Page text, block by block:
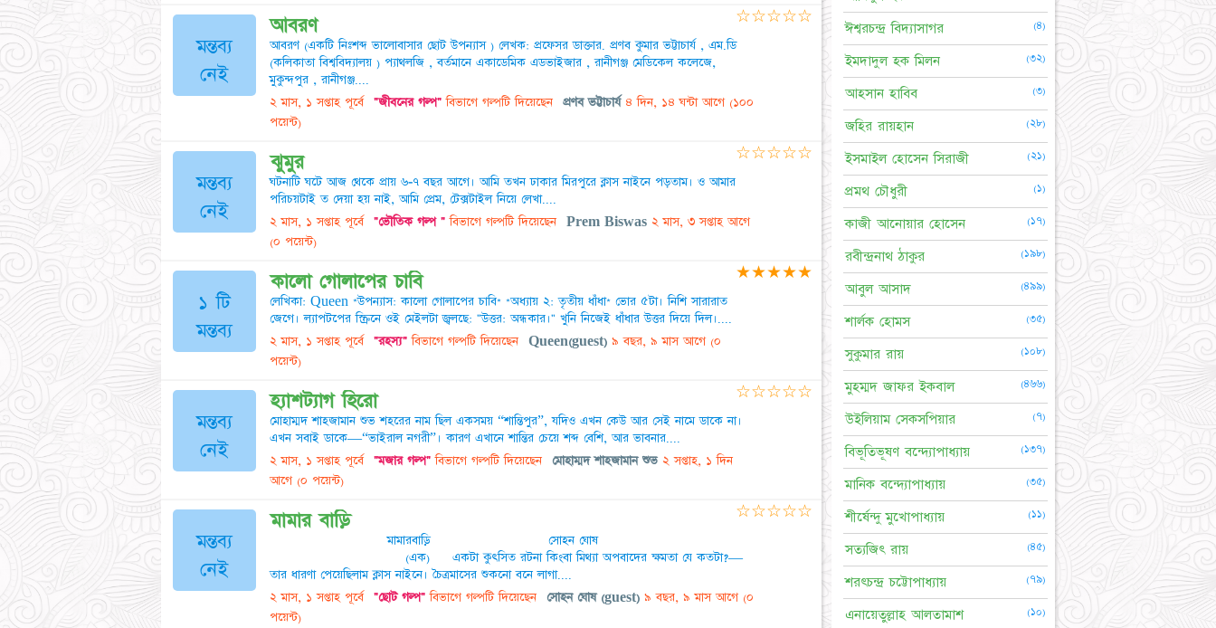
মন্তব্য
নেই
আবরণ
আবরণ (একটি নিঃশব্দ ভালোবাসার ছোট উপন্যাস ) লেখক: প্রফেসর ডাক্তার. প্রণব কুমার ভট্টাচার্য , এম.ডি
(কলিকাতা বিশ্ববিদ্যালয় ) প্যাথলজি , বর্তমানে একাডেমিক এডভাইজার , রানীগঞ্জ মেডিকেল কলেজে,
মুকুন্দপুর , রানীগঞ্জ....
২ মাস, ১ সপ্তাহ পূর্বে "জীবনের গল্প"বিভাগে গল্পটি দিয়েছেন প্রণব ভট্টাচার্য ৪ দিন, ১৪ ঘন্টা আগে (১০০
পয়েন্ট)
☆☆☆☆☆
মন্তব্য
নেই
ঝুমুর
ঘটনাটি ঘটে আজ থেকে প্রায় ৬-৭ বছর আগে। আমি তখন ঢাকার মিরপুরে ক্লাস নাইনে পড়তাম। ও আমার
পরিচয়টাই ত দেয়া হয় নাই, আমি প্রেম, টেক্সটাইল নিয়ে লেখা....
২ মাস, ১ সপ্তাহ পূর্বে "ভৌতিক গল্প "বিভাগে গল্পটি দিয়েছেন Prem Biswas ২ মাস, ৩ সপ্তাহ আগে
(০ পয়েন্ট)
☆☆☆☆☆
১ টি
মন্তব্য
কালো গোলাপের চাবি
লেখিকা: Queen *উপন্যাস: কালো গোলাপের চাবি* *অধ্যায় ২: তৃতীয় ধাঁধা* ভোর ৫টা। নিশি সারারাত
জেগে। ল্যাপটপের স্ক্রিনে ওই মেইলটা জ্বলছে: "উত্তর: অন্ধকার।" খুনি নিজেই ধাঁধার উত্তর দিয়ে দিল।....
২ মাস, ১ সপ্তাহ পূর্বে "রহস্য"বিভাগে গল্পটি দিয়েছেন Queen(guest) ৯ বছর, ৯ মাস আগে (০
পয়েন্ট)
★★★★★
মন্তব্য
নেই
হ্যাশট্যাগ হিরো
মোহাম্মদ শাহজামান শুভ শহরের নাম ছিল একসময় “শান্তিপুর”, যদিও এখন কেউ আর সেই নামে ডাকে না।
এখন সবাই ডাকে—“ভাইরাল নগরী”। কারণ এখানে শান্তির চেয়ে শব্দ বেশি, আর ভাবনার....
২ মাস, ১ সপ্তাহ পূর্বে "মজার গল্প"বিভাগে গল্পটি দিয়েছেন মোহাম্মদ শাহজামান শুভ ২ সপ্তাহ, ১ দিন
আগে (০ পয়েন্ট)
☆☆☆☆☆
মন্তব্য
নেই
মামার বাড়ি
মামারবাড়ি সোহন ঘোষ
(এক) একটা কুৎসিত রটনা কিংবা মিথ্যা অপবাদের ক্ষমতা যে কতটা?—
তার ধারণা পেয়েছিলাম ক্লাস নাইনে। চৈত্রমাসের শুকনো বনে লাগা....
২ মাস, ১ সপ্তাহ পূর্বে "ছোট গল্প"বিভাগে গল্পটি দিয়েছেন সোহন ঘোষ (guest) ৯ বছর, ৯ মাস আগে (০
পয়েন্ট)
☆☆☆☆☆
ঈশ্বরচন্দ্র বিদ্যাসাগর (৪)
ইমদাদুল হক মিলন (৩২)
আহসান হাবিব (৩)
জহির রায়হান (২৮)
ইসমাইল হোসেন সিরাজী (২১)
প্রমথ চৌধুরী (১)
কাজী আনোয়ার হোসেন (১৭)
রবীন্দ্রনাথ ঠাকুর (১৯৮)
আবুল আসাদ (৪৯৯)
শার্লক হোমস (৩৫)
সুকুমার রায় (১০৮)
মুহম্মদ জাফর ইকবাল (৪৬৬)
উইলিয়াম সেকসপিয়ার (৭)
বিভূতিভূষণ বন্দ্যোপাধ্যায় (১৩৭)
মানিক বন্দ্যোপাধ্যায় (৩৫)
শীর্ষেন্দু মুখোপাধ্যায় (১১)
সত্যজিৎ রায় (৪৫)
শরৎচন্দ্র চট্টোপাধ্যায় (৭৯)
এনায়েতুল্লাহ আলতামাশ (১০)